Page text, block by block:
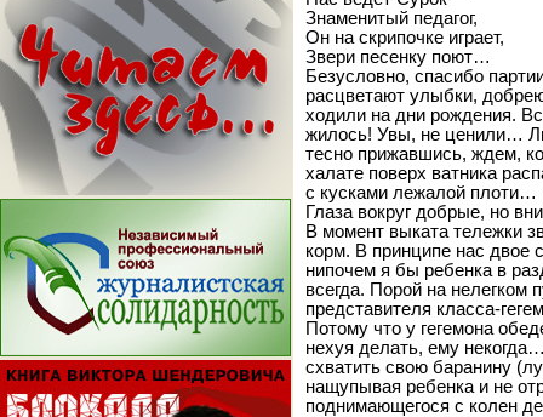
Знаменитый педагог,
Он на скрипочке играет,
Звери песенку поют…
Безусловно, спасибо
расцветают улыбки,
ходили на дни рождения.
жилось! Увы, не ценили…
тесно прижавшись, ждем,
халате поверх ватника
с кусками лежалой плоти…
Глаза вокруг добрые, но
В момент выката тележки
корм. В принципе нас двое
нипочем я бы ребенка в
всегда. Порой на нелегком
представителя класса-
Потому что у гегемона
нехуя делать, ему
схватить свою баранину
нащупывая ребенка и не
поднимающегося с колен